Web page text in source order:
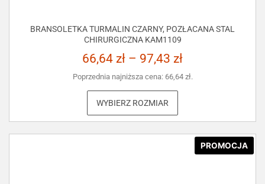
BRANSOLETKA TURMALIN CZARNY, POZŁACANA STAL
CHIRURGICZNA KAM1109
66,64 zł – 97,43 zł
Poprzednia najniższa cena: 66,64 zł.
WYBIERZ ROZMIAR
PROMOCJA